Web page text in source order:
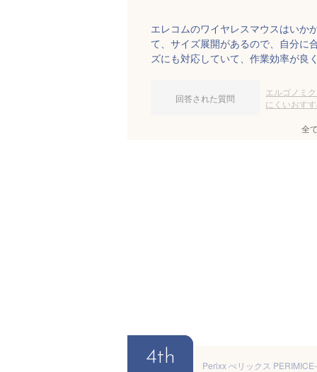
エレコムのワイヤレスマウスはいか
て、サイズ展開があるので、自分に
ズにも対応していて、作業効率が良
回答された質問
エルゴノミ
にくいおす
全
4th Perixx ぺリックス